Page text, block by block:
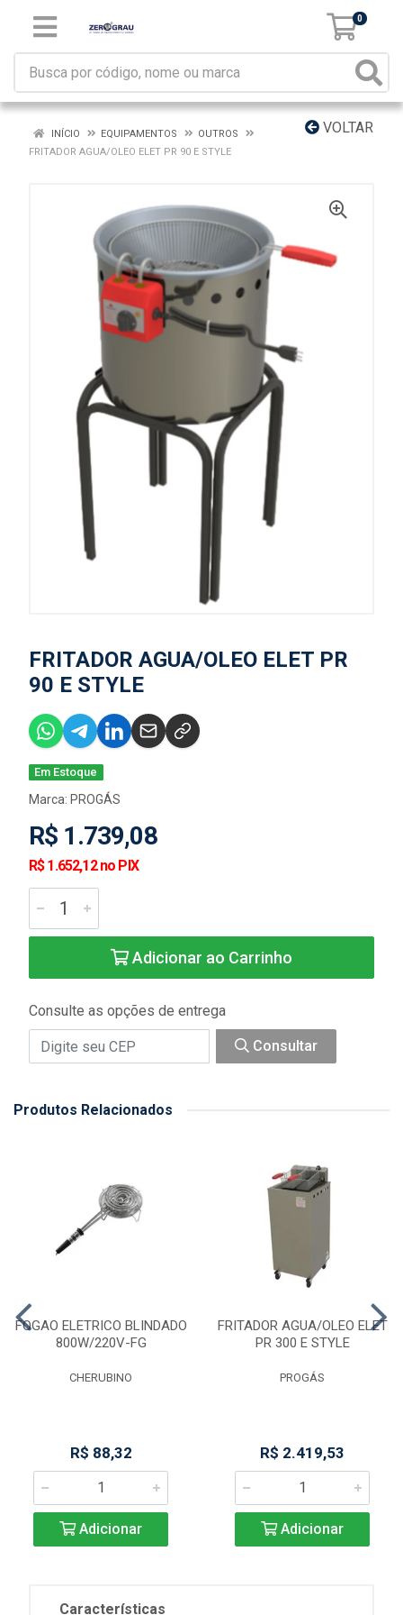
0
VOLTAR
INÍCIO EQUIPAMENTOS
OUTROS
FRITADOR AGUA/OLEO ELET PR 90 E STYLE
FRITADOR AGUA/OLEO ELET PR
90 E STYLE
Em Estoque
Marca: PROGÁS
R$ 1.739,08
R$ 1.652,12 no PIX
Adicionar ao Carrinho
Consulte as opções de entrega
Consultar
Produtos Relacionados
FOGAO ELETRICO BLINDADO
800W/220V-FG
CHERUBINO
R$ 88,32
Adicionar
FRITADOR AGUA/OLEO ELET
PR 300 E STYLE
PROGÁS
R$ 2.419,53
Adicionar
Características